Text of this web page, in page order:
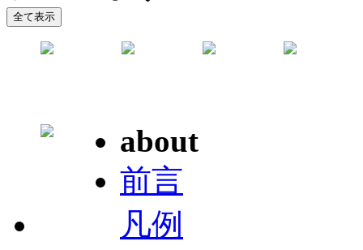
about
前言
凡例